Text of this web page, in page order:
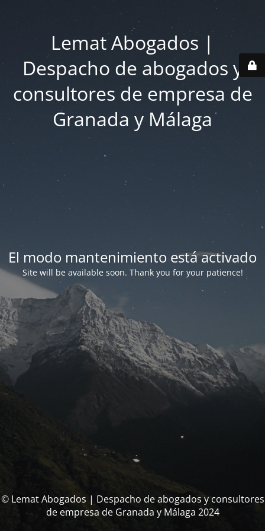
Lemat Abogados |
Despacho de abogados y
consultores de empresa de
Granada y Málaga
El modo mantenimiento está activado
Site will be available soon. Thank you for your patience!
© Lemat Abogados | Despacho de abogados y consultores
de empresa de Granada y Málaga 2024